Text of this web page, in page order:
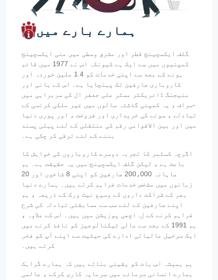
ہمارے بارے میں
گلف ایکسچینج قطر اور مشرق وسطی میں منی ایکسچینج
کمپنیوں میں سے ایک ہے کیونکہ اس نے 1977 میں قائم
ہونے کے بعد سے اپنی خدمات کو 1.4 ملین خوردہ اور
کاروباری صارفین تک پہنچایا ہے۔ اس کے بانی اور
منیجنگ ڈائریکٹر مسٹر علی جعفر ال کی سربراہی میں
-سراف ، یہ کمپنی گذشتہ سالوں میں غیر ملکی کرنسی کے
تبادلے ، سونے کی خریداری اور فروخت ، اور پوری دنیا
میں اور بین الاقوامی رقم کی منتقلی کے لئے پہلی پسند
بننے کے لئے ترقی کر چکی ہے۔
اگرچہ کسٹمر کا تجربہ دوسرے کاروباروں کی خواہش کا
باعث ہے ، لیکن گلف ایکسچینج میں یہ حقیقت ہے۔ ہم
ماہانہ 200،000 صارفین کو اپنی 8 شاخوں اور 20
زبانوں میں مشخص خدمات فراہم کرتے ہیں۔ ہمارے دنیا
بھر کے شراکت داروں کے وسیع نیٹ ورک کے ذریعہ ، ہم
اپنے صارفین کے لئے سب سے مسابقتی تبادلہ کی شرح
فراہم کرنے کے ل. اچھی پوزیشن میں ہیں۔ اس کے علاوہ ،
ہم 1991 کے بعد سے مالی ٹیکنالوجیز کو نافذ کرنے میں
ایک سرخیل مالیاتی ادارے کی حیثیت سے اپنے آپ کو فخر
کرتے ہیں۔
ہم ہمیشہ اس بات کو یقینی بناتے ہیں کہ ہمارے گراہک
ہمارے انسانی سرمائے میں سرمایہ کاری کرکے ، عالمی